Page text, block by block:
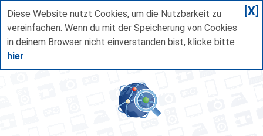
Diese Website nutzt Cookies, um die Nutzbarkeit zu
vereinfachen. Wenn du mit der Speicherung von Cookies
in deinem Browser nicht einverstanden bist, klicke bitte
hier.
[X]